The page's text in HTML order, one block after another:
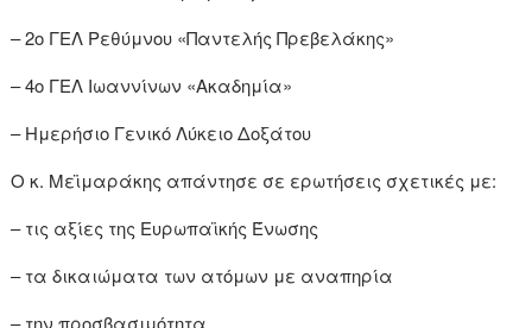
– 2ο ΓΕΛ Ρεθύμνου «Παντελής Πρεβελάκης»
– 4ο ΓΕΛ Ιωαννίνων «Ακαδημία»
– Ημερήσιο Γενικό Λύκειο Δοξάτου
Ο κ. Μεϊμαράκης απάντησε σε ερωτήσεις σχετικές με:
– τις αξίες της Ευρωπαϊκής Ένωσης
– τα δικαιώματα των ατόμων με αναπηρία
– την προσβασιμότητα